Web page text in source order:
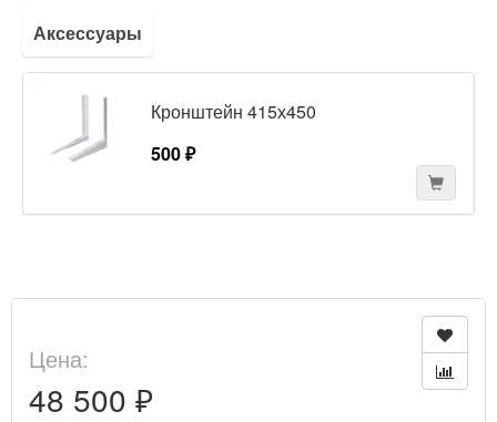
Аксессуары
Кронштейн 415х450
500 ₽
Цена:
48 500 ₽